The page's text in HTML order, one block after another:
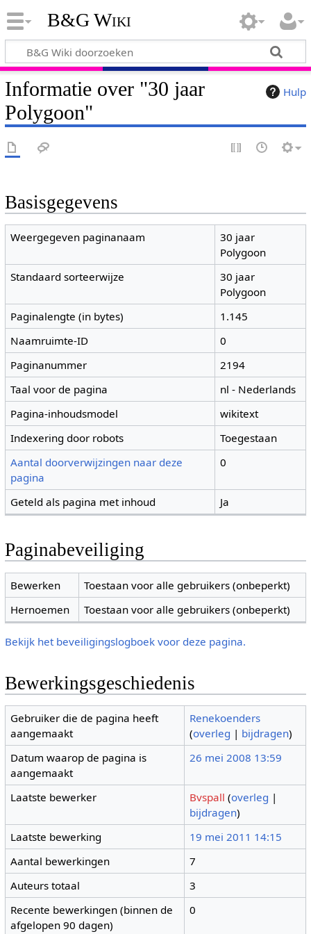
B&G Wiki
Hulp
Informatie over "30 jaar
Polygoon"
Basisgegevens
Weergegeven paginanaam
30 jaar
Polygoon
Standaard sorteerwijze
30 jaar
Polygoon
Paginalengte (in bytes)
1.145
Naamruimte-ID
0
Paginanummer
2194
Taal voor de pagina
nl - Nederlands
Pagina-inhoudsmodel
wikitext
Indexering door robots
Toegestaan
Aantal doorverwijzingen naar deze
pagina
0
Geteld als pagina met inhoud Ja
Paginabeveiliging
Bewerken
Toestaan voor alle gebruikers (onbeperkt)
Hernoemen
Toestaan voor alle gebruikers (onbeperkt)
Bekijk het beveiligingslogboek voor deze pagina.
Bewerkingsgeschiedenis
Gebruiker die de pagina heeft
aangemaakt
Renekoenders
(overleg | bijdragen)
Datum waarop de pagina is
aangemaakt
26 mei 2008 13:59
Laatste bewerker Bvspall (overleg |
bijdragen)
Laatste bewerking
19 mei 2011 14:15
Aantal bewerkingen
7
Auteurs totaal
3
Recente bewerkingen (binnen de
afgelopen 90 dagen)
0